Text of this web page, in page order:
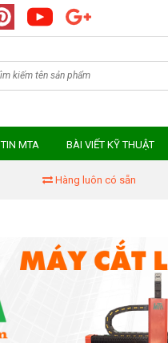
TIN MTA BÀI VIẾT KỸ THUẬT
Hàng luôn có sẵn